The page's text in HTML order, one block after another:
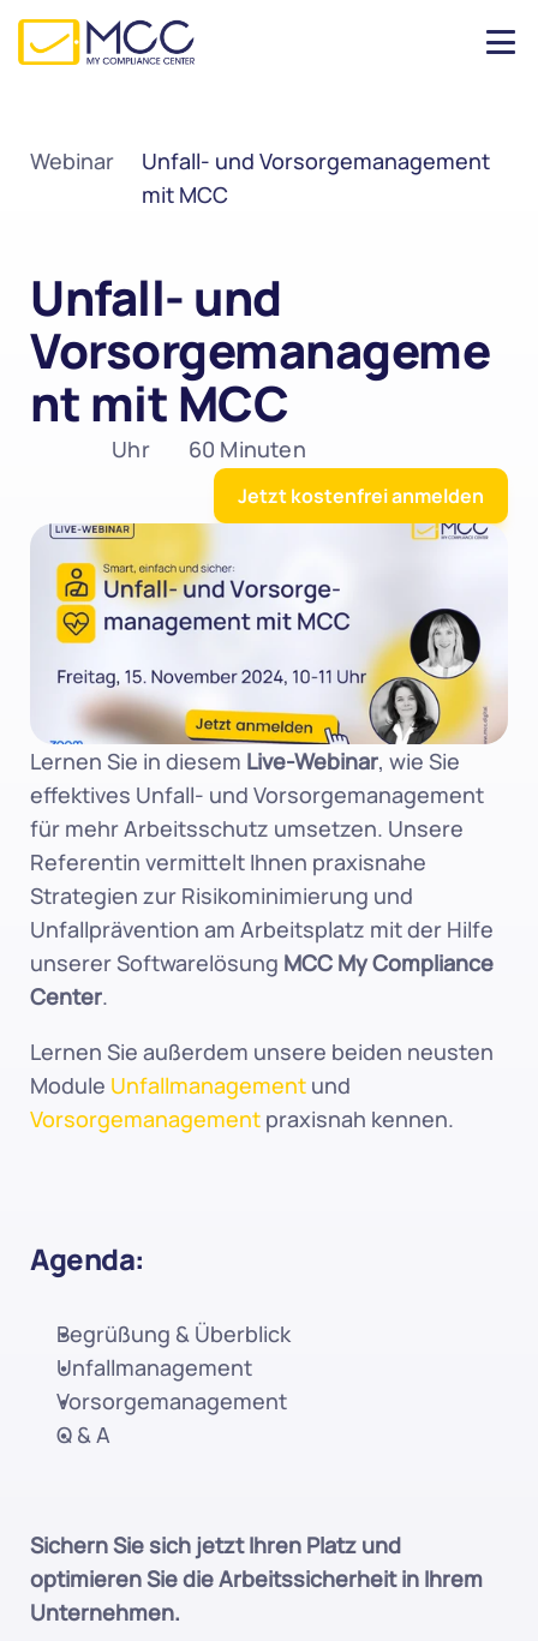
Webinar
Unfall- und Vorsorgemanagement
mit MCC
Unfall- und
Vorsorgemanageme
nt mit MCC
Uhr 60 Minuten
Jetzt kostenfrei anmelden
Lernen Sie in diesem Live-Webinar, wie Sie
effektives Unfall- und Vorsorgemanagement
für mehr Arbeitsschutz umsetzen. Unsere
Referentin vermittelt Ihnen praxisnahe
Strategien zur Risikominimierung und
Unfallprävention am Arbeitsplatz mit der Hilfe
unserer Softwarelösung MCC My Compliance
Center.
Lernen Sie außerdem unsere beiden neusten
Module Unfallmanagement
Vorsorgemanagement praxisnah kennen.
Agenda:
Begrüßung & Überblick
Unfallmanagement
Vorsorgemanagement
Q & A
Sichern Sie sich jetzt Ihren Platz und
optimieren Sie die Arbeitssicherheit in Ihrem
Unternehmen.